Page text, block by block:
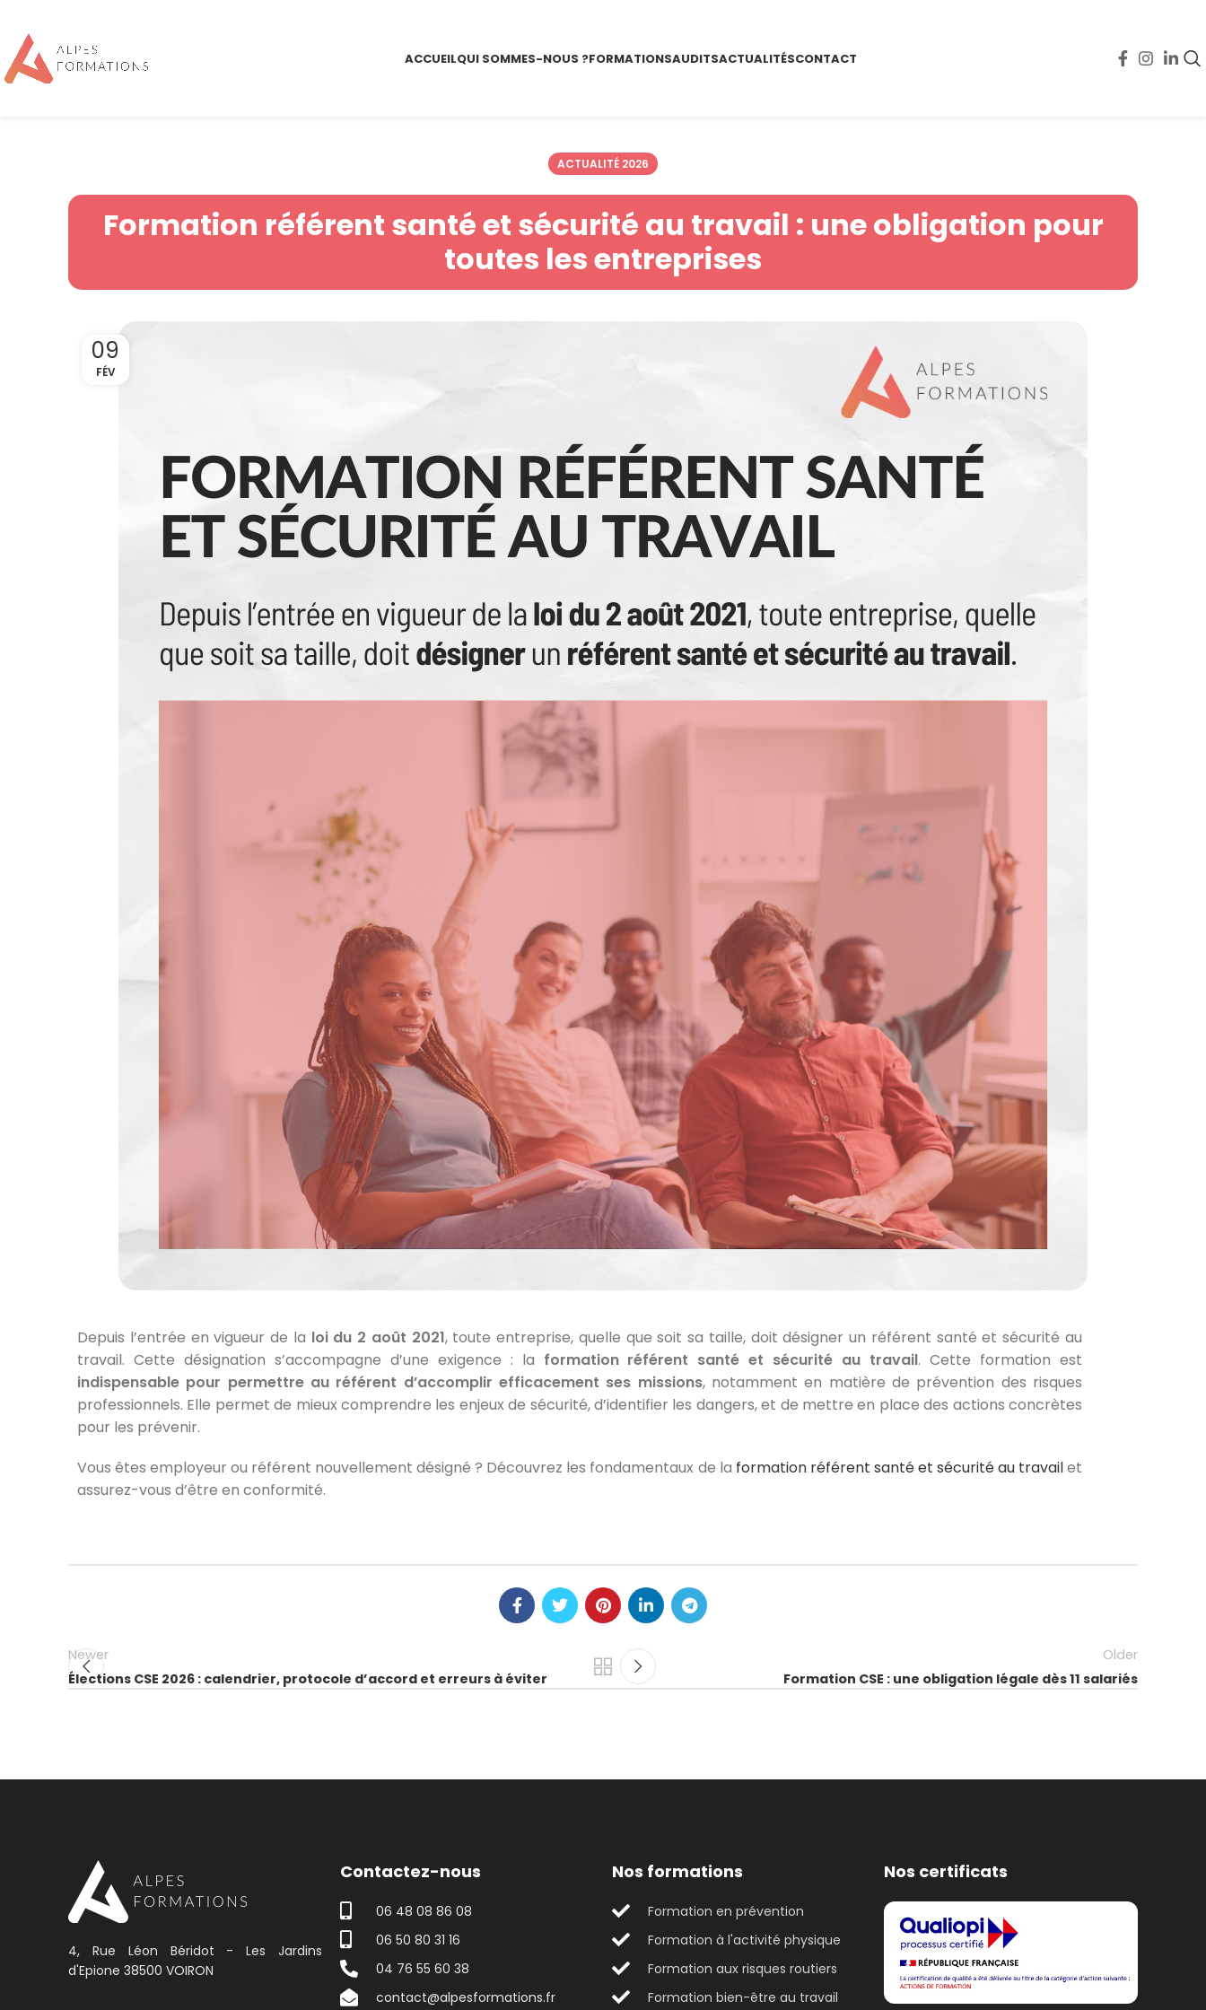
ACCUEILQUI SOMMES-NOUS ?FORMATIONSAUDITSACTUALITÉSCONTACT
ACTUALITÉ 2026
Formation référent santé et sécurité au travail : une obligation pour
toutes les entreprises
09
FÉV
Depuis l’entrée en vigueur de la loi du 2 août 2021, toute entreprise, quelle que soit sa taille, doit désigner un référent santé et sécurité au
travail. Cette désignation s’accompagne d’une exigence : la formation référent santé et sécurité au travail. Cette formation est
indispensable pour permettre au référent d’accomplir efficacement ses missions, notamment en matière de prévention des risques
professionnels. Elle permet de mieux comprendre les enjeux de sécurité, d’identifier les dangers, et de mettre en place des actions concrètes
pour les prévenir.
Vous êtes employeur ou référent nouvellement désigné ? Découvrez les fondamentaux de la formation référent santé et sécurité au travailet
assurez-vous d’être en conformité.
Newer
Élections CSE 2026 : calendrier, protocole d’accord et erreurs à éviter
Older
Formation CSE : une obligation légale dès 11 salariés
4, Rue Léon Béridot - Les Jardins
d'Epione 38500 VOIRON
Contactez-nous
06 48 08 86 08
06 50 80 31 16
04 76 55 60 38
contact@alpesformations.fr
Nos formations
Formation en prévention
Formation à l'activité physique
Formation aux risques routiers
Formation bien-être au travail
Nos certificats